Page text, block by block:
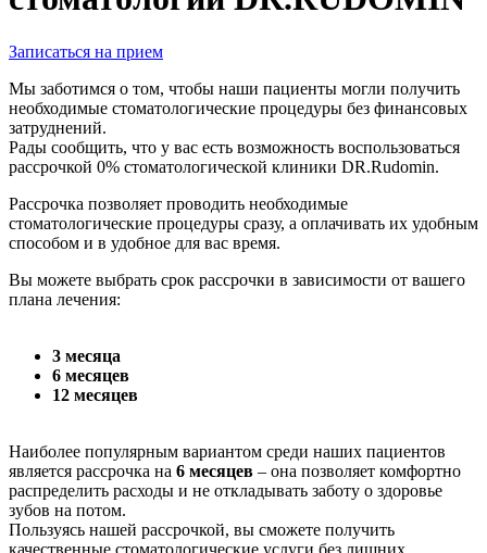
Записаться на прием
Мы заботимся о том, чтобы наши пациенты могли получить
необходимые стоматологические процедуры без финансовых
затруднений.
Рады сообщить, что у вас есть возможность воспользоваться
рассрочкой 0% стоматологической клиники DR.Rudomin.
Рассрочка позволяет проводить необходимые
стоматологические процедуры сразу, а оплачивать их удобным
способом и в удобное для вас время.
Вы можете выбрать срок рассрочки в зависимости от вашего
плана лечения:
3 месяца
6 месяцев
12 месяцев
Наиболее популярным вариантом среди наших пациентов
является рассрочка на 6 месяцев – она позволяет комфортно
распределить расходы и не откладывать заботу о здоровье
зубов на потом.
Пользуясь нашей рассрочкой, вы сможете получить
качественные стоматологические услуги без лишних